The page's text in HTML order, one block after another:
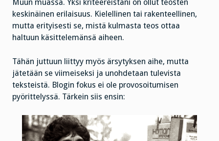
Muun muassa. Yksi kriteereistäni on ollut teosten
keskinäinen erilaisuus. Kielellinen tai rakenteellinen,
mutta erityisesti se, mistä kulmasta teos ottaa
haltuun käsittelemänsä aiheen.
Tähän juttuun liittyy myös ärsytyksen aihe, mutta
jätetään se viimeiseksi ja unohdetaan tulevista
teksteistä. Blogin fokus ei ole provosoitumisen
pyörittelyssä. Tärkein siis ensin: